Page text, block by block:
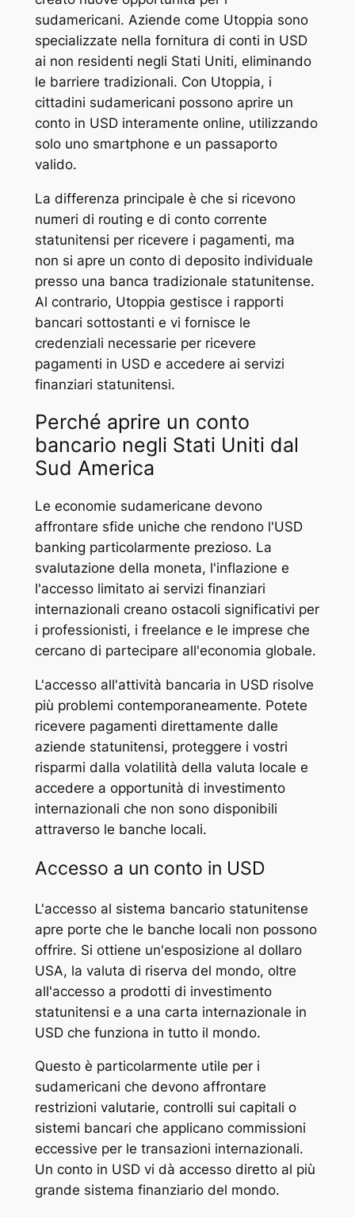
sudamericani. Aziende come Utoppia sono
specializzate nella fornitura di conti in USD
ai non residenti negli Stati Uniti, eliminando
le barriere tradizionali. Con Utoppia, i
cittadini sudamericani possono aprire un
conto in USD interamente online, utilizzando
solo uno smartphone e un passaporto
valido.
La differenza principale è che si ricevono
numeri di routing e di conto corrente
statunitensi per ricevere i pagamenti, ma
non si apre un conto di deposito individuale
presso una banca tradizionale statunitense.
Al contrario, Utoppia gestisce i rapporti
bancari sottostanti e vi fornisce le
credenziali necessarie per ricevere
pagamenti in USD e accedere ai servizi
finanziari statunitensi.
Perché aprire un conto
bancario negli Stati Uniti dal
Sud America
Le economie sudamericane devono
affrontare sfide uniche che rendono l'USD
banking particolarmente prezioso. La
svalutazione della moneta, l'inflazione e
l'accesso limitato ai servizi finanziari
internazionali creano ostacoli significativi per
i professionisti, i freelance e le imprese che
cercano di partecipare all'economia globale.
L'accesso all'attività bancaria in USD risolve
più problemi contemporaneamente. Potete
ricevere pagamenti direttamente dalle
aziende statunitensi, proteggere i vostri
risparmi dalla volatilità della valuta locale e
accedere a opportunità di investimento
internazionali che non sono disponibili
attraverso le banche locali.
Accesso a un conto in USD
L'accesso al sistema bancario statunitense
apre porte che le banche locali non possono
offrire. Si ottiene un'esposizione al dollaro
USA, la valuta di riserva del mondo, oltre
all'accesso a prodotti di investimento
statunitensi e a una carta internazionale in
USD che funziona in tutto il mondo.
Questo è particolarmente utile per i
sudamericani che devono affrontare
restrizioni valutarie, controlli sui capitali o
sistemi bancari che applicano commissioni
eccessive per le transazioni internazionali.
Un conto in USD vi dà accesso diretto al più
grande sistema finanziario del mondo.